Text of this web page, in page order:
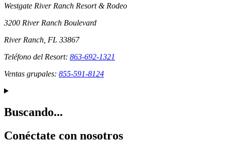
Westgate River Ranch Resort & Rodeo
3200 River Ranch Boulevard
River Ranch, FL 33867
Teléfono del Resort: 863-692-1321
Ventas grupales: 855-591-8124
Buscando...
Conéctate con nosotros